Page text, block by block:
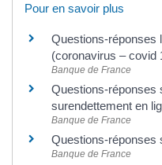
Pour en savoir plus
Questions-réponses
(coronavirus – covid
Banque de France
Questions-réponses
surendettement en
Banque de France
Questions-réponses
Banque de France